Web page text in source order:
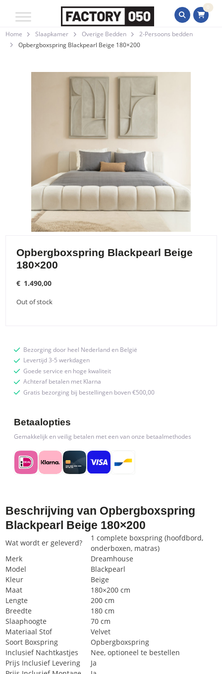
0
Home Slaapkamer Overige Bedden
2-Persoons bedden
Opbergboxspring Blackpearl Beige 180×200
Opbergboxspring Blackpearl Beige
180×200
€ 1.490,00
Out of stock
Bezorging door heel Nederland en België
Levertijd 3-5 werkdagen
Goede service en hoge kwaliteit
Achteraf betalen met Klarna
Gratis bezorging bij bestellingen boven €500,00
Betaalopties
Gemakkelijk en veilig betalen met een van onze betaalmethodes
Beschrijving van Opbergboxspring
Blackpearl Beige 180×200
Wat wordt er geleverd?
1 complete boxspring (hoofdbord,
onderboxen, matras)
Merk
Dreamhouse
Model
Blackpearl
Kleur
Beige
Maat
180×200 cm
Lengte
200 cm
Breedte
180 cm
Slaaphoogte
70 cm
Materiaal Stof
Velvet
Soort Boxspring
Opbergboxspring
Inclusief Nachtkastjes
Nee, optioneel te bestellen
Prijs Inclusief Levering
Ja